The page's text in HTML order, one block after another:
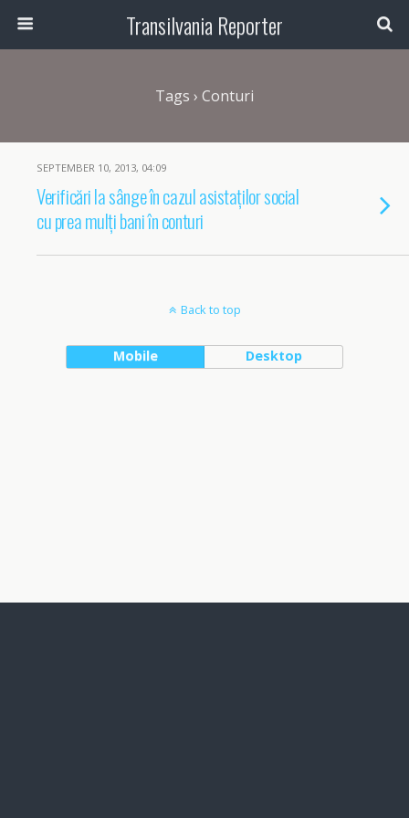
Transilvania Reporter
Tags › Conturi
SEPTEMBER 10, 2013, 04:09
Verificări la sânge în cazul asistaților social
cu prea mulți bani în conturi
Back to top
Mobile Desktop